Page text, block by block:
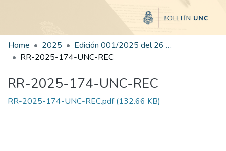
Home 2025
Edición 001/2025 del 26 de mayo de 2025
RR-2025-174-UNC-REC
RR-2025-174-UNC-REC
RR-2025-174-UNC-REC.pdf(132.66 KB)